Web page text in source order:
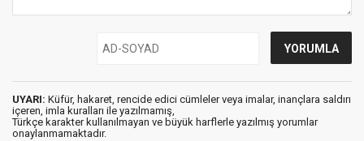
UYARI: Küfür, hakaret, rencide edici cümleler veya imalar, inançlara saldırı
içeren, imla kuralları ile yazılmamış,
Türkçe karakter kullanılmayan ve büyük harflerle yazılmış yorumlar
onaylanmamaktadır.